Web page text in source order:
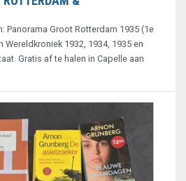
Panorama Groot Rotterdam 1935 (1e
Wereldkroniek 1932, 1934, 1935 en
Gratis af te halen in Capelle aan